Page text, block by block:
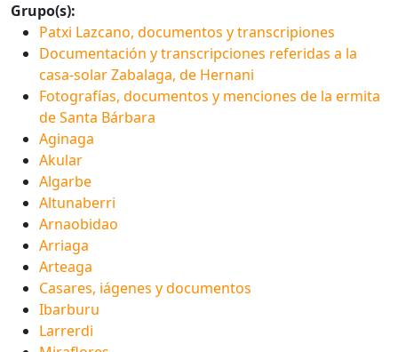
Grupo(s):
Patxi Lazcano, documentos y transcripiones
Documentación y transcripciones referidas a la
casa-solar Zabalaga, de Hernani
Fotografías, documentos y menciones de la ermita
de Santa Bárbara
Aginaga
Akular
Algarbe
Altunaberri
Arnaobidao
Arriaga
Arteaga
Casares, iágenes y documentos
Ibarburu
Larrerdi